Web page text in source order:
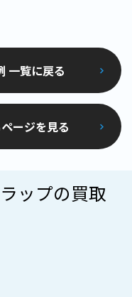
一覧に戻る
ージを見る
ップの買取